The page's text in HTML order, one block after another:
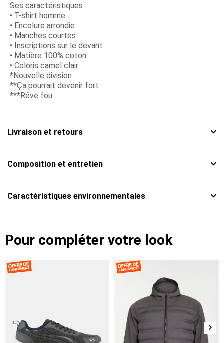
Ses caractéristiques :
• T-shirt homme
• Encolure arrondie
• Manches courtes
• Inscriptions sur le devant
• Matière 100% coton
• Coloris camel clair
*Nouvelle division
**Ça pourrait devenir fort
***Rêve fou
Livraison et retours
Composition et entretien
Caractéristiques environnementales
Pour compléter votre look